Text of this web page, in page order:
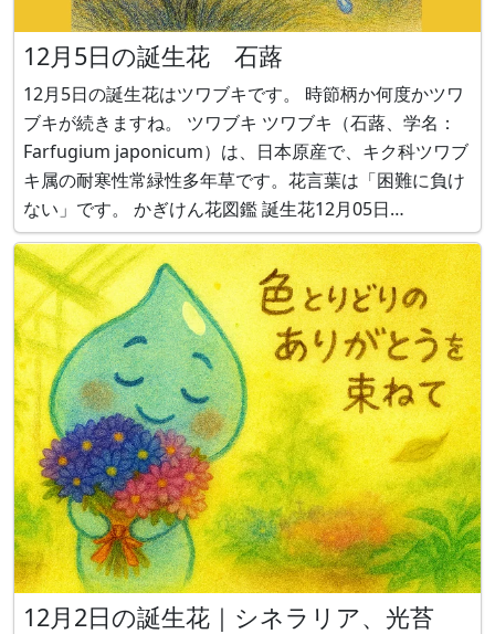
12月5日の誕生花 石蕗
12月5日の誕生花はツワブキです。 時節柄か何度かツワ
ブキが続きますね。 ツワブキ ツワブキ（石蕗、学名：
Farfugium japonicum）は、日本原産で、キク科ツワブ
キ属の耐寒性常緑性多年草です。花言葉は「困難に負け
ない」です。 かぎけん花図鑑 誕生花12月05日
https://www.flower-db.com/ja/blog/2020-12-05/1088
12月2日の誕生花｜シネラリア、光苔